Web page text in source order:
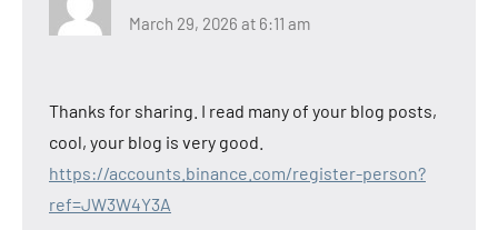
March 29, 2026 at 6:11 am
Thanks for sharing. I read many of your blog posts,
cool, your blog is very good.
https://accounts.binance.com/register-person?
ref=JW3W4Y3A